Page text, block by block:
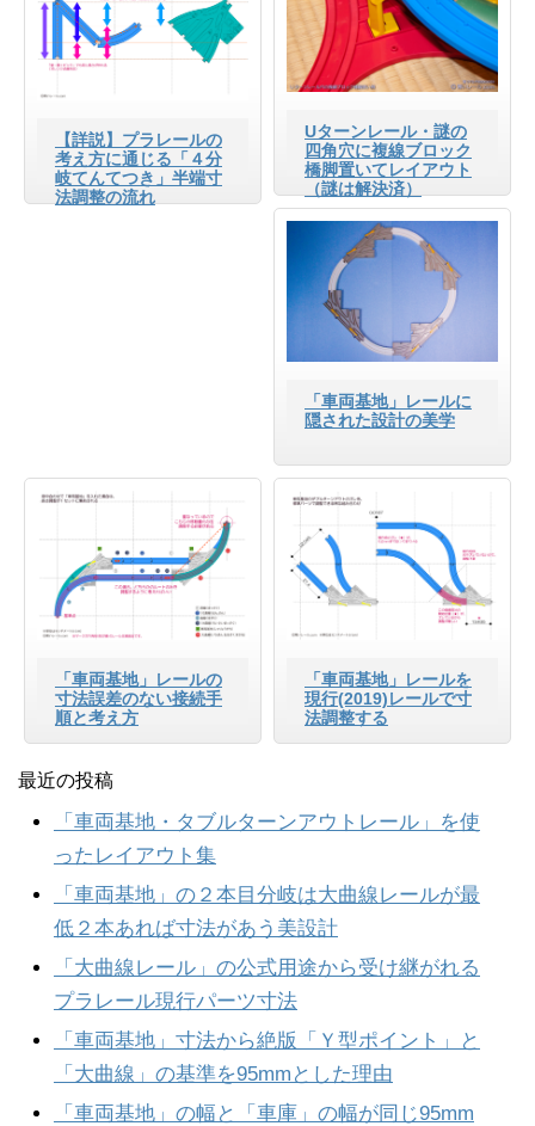
【詳説】プラレールの
考え方に通じる「４分
岐てんてつき」半端寸
法調整の流れ
Uターンレール・謎の
四角穴に複線ブロック
橋脚置いてレイアウト
（謎は解決済）
「車両基地」レールに
隠された設計の美学
「車両基地」レールの
寸法誤差のない接続手
順と考え方
「車両基地」レールを
現行(2019)レールで寸
法調整する
最近の投稿
「車両基地・タブルターンアウトレール」を使
ったレイアウト集
「車両基地」の２本目分岐は大曲線レールが最
低２本あれば寸法があう美設計
「大曲線レール」の公式用途から受け継がれる
プラレール現行パーツ寸法
「車両基地」寸法から絶版「Ｙ型ポイント」と
「大曲線」の基準を95mmとした理由
「車両基地」の幅と「車庫」の幅が同じ95mm